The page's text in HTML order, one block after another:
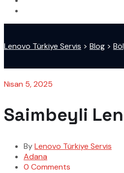
Lenovo Türkiye Servis > Blog >
Nisan 5, 2025
Saimbeyli
ByLenovo Türkiye Servis
Adana
0 Comments